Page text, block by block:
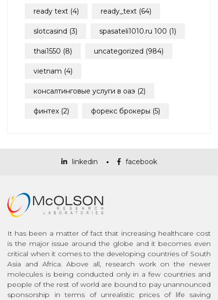
ready text (4) ready_text (64)
slotcasind (3) spasateli1010.ru 100 (1)
thai1550 (8) uncategorized (984)
vietnam (4)
консалтинговые услуги в оаэ (2)
финтех (2) форекс брокеры (5)
linkedin facebook
It has been a matter of fact that increasing healthcare cost
is the major issue around the globe and it becomes even
critical when it comes to the developing countries of South
Asia and Africa. Above all, research work on the newer
molecules is being conducted only in a few countries and
people of the rest of world are bound to pay unannounced
sponsorship in terms of unrealistic prices of life saving